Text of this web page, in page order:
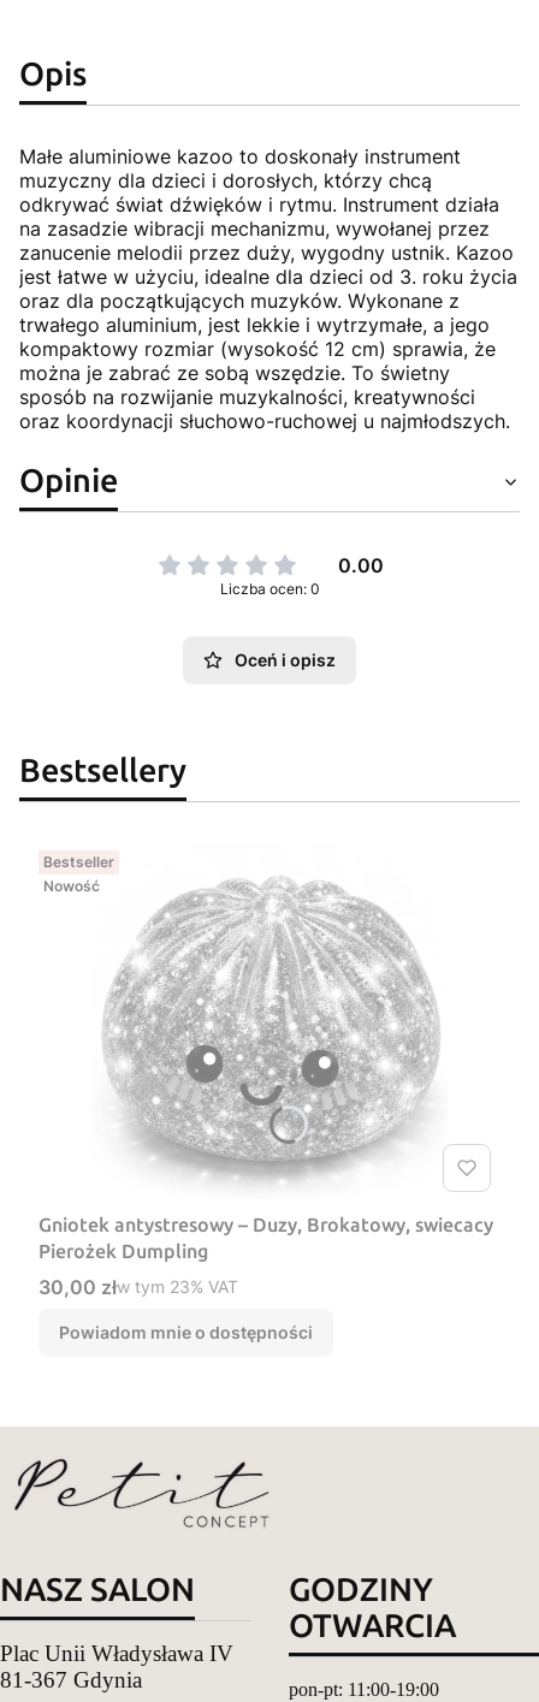
Opis
Małe aluminiowe kazoo to doskonały instrument
muzyczny dla dzieci i dorosłych, którzy chcą
odkrywać świat dźwięków i rytmu. Instrument działa
na zasadzie wibracji mechanizmu, wywołanej przez
zanucenie melodii przez duży, wygodny ustnik. Kazoo
jest łatwe w użyciu, idealne dla dzieci od 3. roku życia
oraz dla początkujących muzyków. Wykonane z
trwałego aluminium, jest lekkie i wytrzymałe, a jego
kompaktowy rozmiar (wysokość 12 cm) sprawia, że
można je zabrać ze sobą wszędzie. To świetny
sposób na rozwijanie muzykalności, kreatywności
oraz koordynacji słuchowo-ruchowej u najmłodszych.
Opinie
0.00
Liczba ocen: 0
Oceń i opisz
Bestsellery
Bestseller
Nowość
Gniotek antystresowy – Duzy, Brokatowy, swiecacy
Pierożek Dumpling
Cena brutto
30,00 złw tym %s VAT
w tym 23% VAT
Powiadom mnie o dostępności
NASZ SALON
Plac Unii Władysława IV
81-367 Gdynia
GODZINY
OTWARCIA
pon-pt: 11:00-19:00